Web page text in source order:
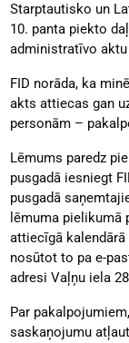
Starptautisko un
10. panta piekto
administratīvo
FID norāda, ka
akts attiecas gan
personām –
Lēmums paredz
pusgadā iesniegt
pusgadā
lēmuma pielikumā
attiecīgā
nosūtot to pa e-
adresi Vaļņu iela
Par
saskaņojumu